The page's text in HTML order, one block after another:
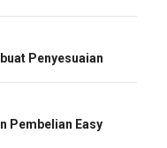
Penyesuaian
Pembelian Easy